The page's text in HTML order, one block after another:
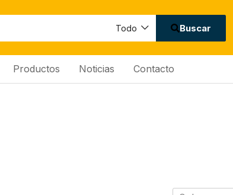
Todo Buscar
Productos Noticias Contacto